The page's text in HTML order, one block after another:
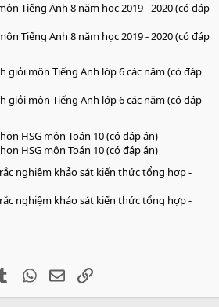
Tiếng Anh 8 năm học 2019 - 2020 (có đáp
Tiếng Anh 8 năm học 2019 - 2020 (có đáp
giỏi môn Tiếng Anh lớp 6 các năm (có đáp
giỏi môn Tiếng Anh lớp 6 các năm (có đáp
HSG môn Toán 10 (có đáp án)
HSG môn Toán 10 (có đáp án)
nghiệm khảo sát kiến thức tổng hợp -
nghiệm khảo sát kiến thức tổng hợp -
Tumblr WhatsApp
EmailLink